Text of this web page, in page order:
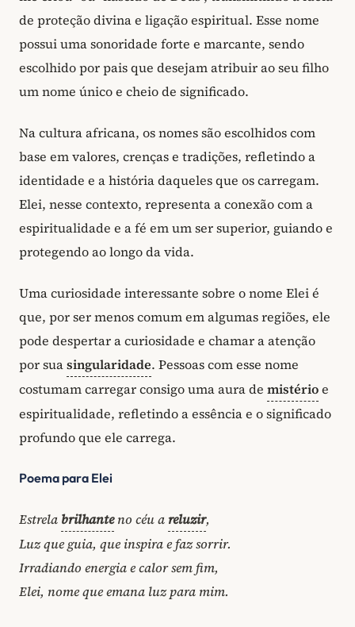
de proteção divina e ligação espiritual. Esse nome
possui uma sonoridade forte e marcante, sendo
escolhido por pais que desejam atribuir ao seu filho
um nome único e cheio de significado.
Na cultura africana, os nomes são escolhidos com
base em valores, crenças e tradições, refletindo a
identidade e a história daqueles que os carregam.
Elei, nesse contexto, representa a conexão com a
espiritualidade e a fé em um ser superior, guiando e
protegendo ao longo da vida.
Uma curiosidade interessante sobre o nome Elei é
que, por ser menos comum em algumas regiões, ele
pode despertar a curiosidade e chamar a atenção
por suasingularidade. Pessoas com esse nome
costumam carregar consigo uma aura de mistérioe
espiritualidade, refletindo a essência e o significado
profundo que ele carrega.
Poema para Elei
Estrela brilhanteno céu a reluzir,
Luz que guia, que inspira e faz sorrir.
Irradiando energia e calor sem fim,
Elei, nome que emana luz para mim.